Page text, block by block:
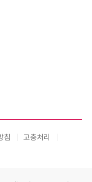
침
고충처리